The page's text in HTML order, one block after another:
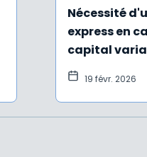
Nécessité
express en
capital
19 févr. 2026